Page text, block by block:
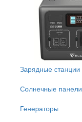
Зарядные станции
Солнечные панели
Генераторы